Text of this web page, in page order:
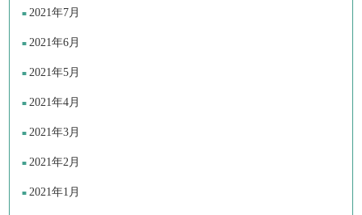
2021年7月
2021年6月
2021年5月
2021年4月
2021年3月
2021年2月
2021年1月